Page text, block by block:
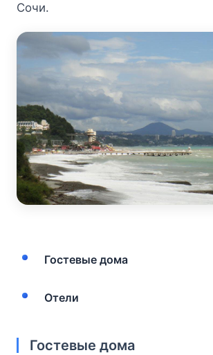
Сочи.
Гостевые дома
Отели
Гостевые дома